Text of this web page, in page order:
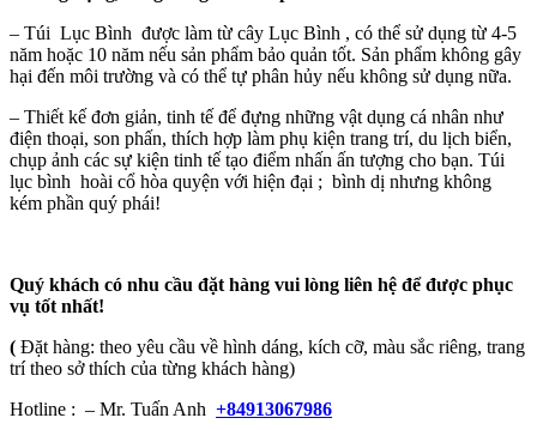
– Túi Lục Bình được làm từ cây Lục Bình , có thể sử dụng từ 4-5
năm hoặc 10 năm nếu sản phẩm bảo quản tốt. Sản phẩm không gây
hại đến môi trường và có thể tự phân hủy nếu không sử dụng nữa.
– Thiết kế đơn giản, tinh tế để đựng những vật dụng cá nhân như
điện thoại, son phấn, thích hợp làm phụ kiện trang trí, du lịch biển,
chụp ảnh các sự kiện tinh tế tạo điểm nhấn ấn tượng cho bạn. Túi
lục bình hoài cổ hòa quyện với hiện đại ; bình dị nhưng không
kém phần quý phái!
Quý khách có nhu cầu đặt hàng vui lòng liên hệ để được phục
vụ tốt nhất!
( Đặt hàng: theo yêu cầu về hình dáng, kích cỡ, màu sắc riêng, trang
trí theo sở thích của từng khách hàng)
Hotline : – Mr. Tuấn Anh +84913067986